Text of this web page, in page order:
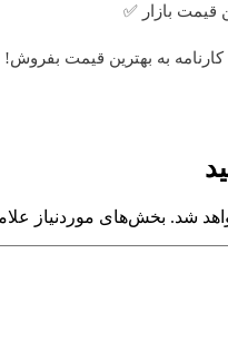
بازار ✅
شد. بخش‌های موردنیاز